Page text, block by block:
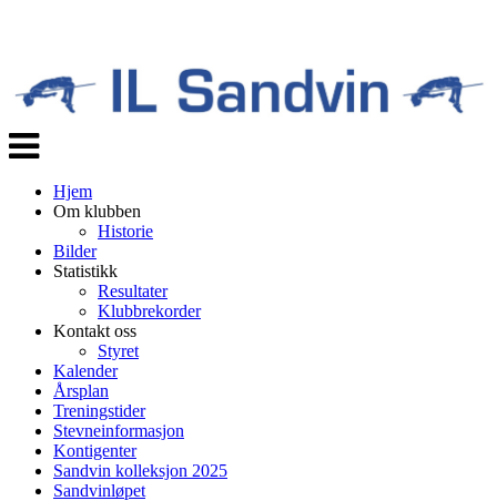
Veksle
navigasjon
Hjem
Om klubben
Historie
Bilder
Statistikk
Resultater
Klubbrekorder
Kontakt oss
Styret
Kalender
Årsplan
Treningstider
Stevneinformasjon
Kontigenter
Sandvin kolleksjon 2025
Sandvinløpet